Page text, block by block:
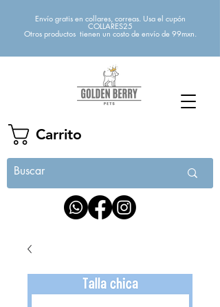
Carrito
Envío gratis en collares, correas. Usa el cupón
COLLARES25
Otros productos tienen un costo de envío de 99mxn.